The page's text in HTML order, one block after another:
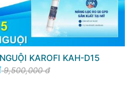
KAROFI KAH-D15
9,500,000 đ